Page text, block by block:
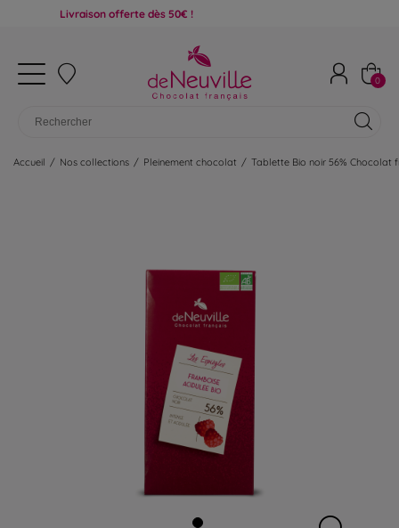
Livraison offerte dès 50€ !
0
Accueil / Nos collections / Pleinement chocolat / Tablette Bio noir 56% Chocolat